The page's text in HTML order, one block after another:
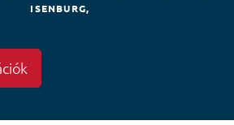
ISENBURG